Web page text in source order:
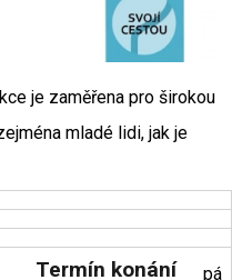
je zaměřena pro širokou
mladé lidi, jak je
Termín konání pá